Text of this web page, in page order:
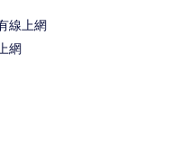
線上網
網